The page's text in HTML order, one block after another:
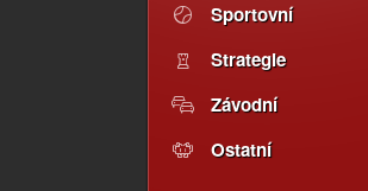
Sportovní
Strategie
Závodní
Ostatní